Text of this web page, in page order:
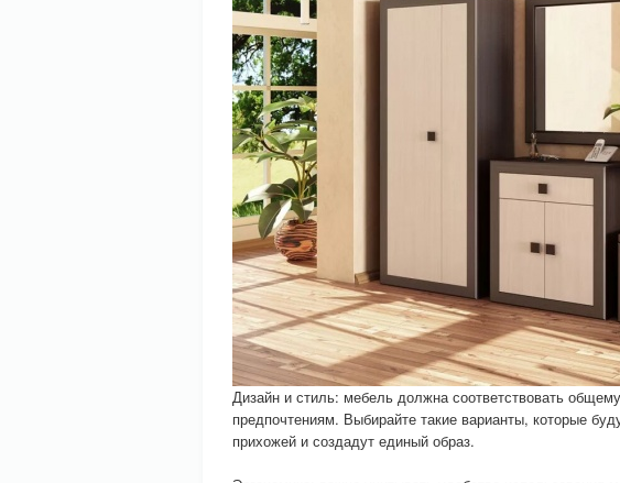
Дизайн и стиль: мебель должна соответствовать
предпочтениям. Выбирайте такие варианты, которые
прихожей и создадут единый образ.